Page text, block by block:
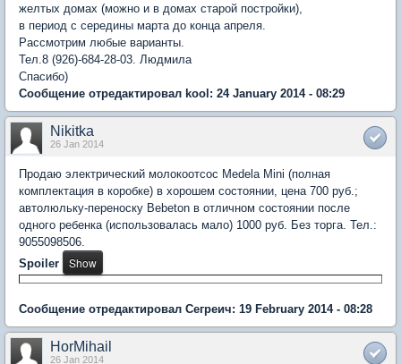
желтых домах (можно и в домах старой постройки),
в период с середины марта до конца апреля.
Рассмотрим любые варианты.
Тел.8 (926)-684-28-03. Людмила
Спасибо)
Сообщение отредактировал kool: 24 January 2014 - 08:29
Nikitka
26 Jan 2014
Продаю электрический молокоотсос Medela Mini (полная
комплектация в коробке) в хорошем состоянии, цена 700 руб.;
автолюльку-переноску Bebeton в отличном состоянии после
одного ребенка (использовалась мало) 1000 руб. Без торга. Тел.:
9055098506.
Spoiler
Сообщение отредактировал Сегреич: 19 February 2014 - 08:28
HorMihail
26 Jan 2014